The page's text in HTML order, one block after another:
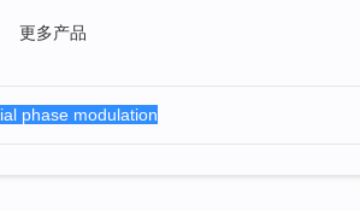
更多产品